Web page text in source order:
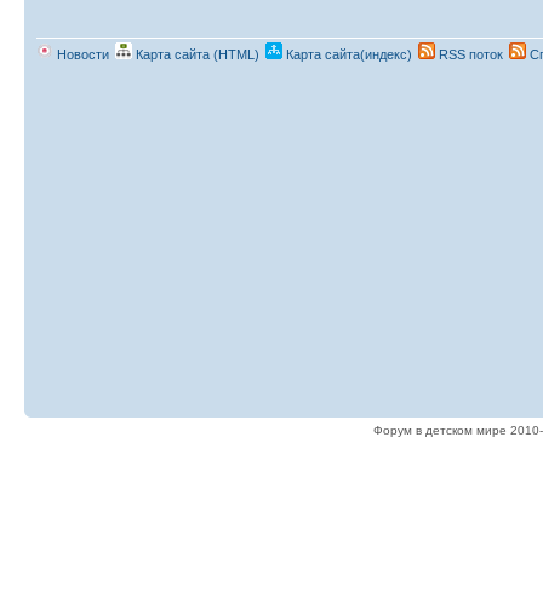
Новости Карта сайта (HTML) Карта сайта(индекс) RSS поток
Форум в детском мире